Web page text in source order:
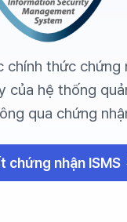
chính thức chứng
của hệ thống
qua chứng
chứng nhận ISMS